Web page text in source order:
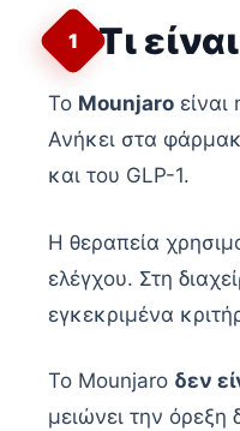
1 Τι
Το Mounjaro
Ανήκει στα
και του GLP-1.
Η θεραπεία
ελέγχου. Στη
εγκεκριμένα
Το Mounjaro δεν
μειώνει την όρεξη